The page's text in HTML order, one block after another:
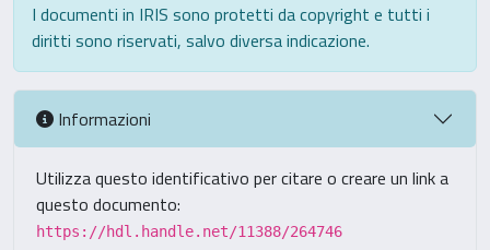
I documenti in IRIS sono protetti da copyright e tutti i
diritti sono riservati, salvo diversa indicazione.
Informazioni
Utilizza questo identificativo per citare o creare un link a
questo documento:
https://hdl.handle.net/11388/264746